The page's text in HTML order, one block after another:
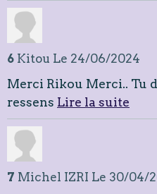
6 Kitou Le 24/06/2024
Merci Rikou Merci.. Tu
ressens Lire la suite
7 Michel IZRI Le 30/04/